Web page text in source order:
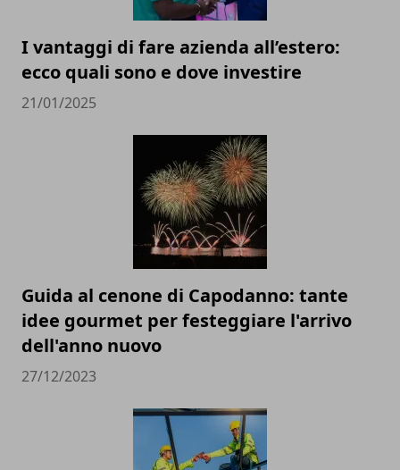
I vantaggi di fare azienda all’estero:
ecco quali sono e dove investire
21/01/2025
Guida al cenone di Capodanno: tante
idee gourmet per festeggiare l'arrivo
dell'anno nuovo
27/12/2023